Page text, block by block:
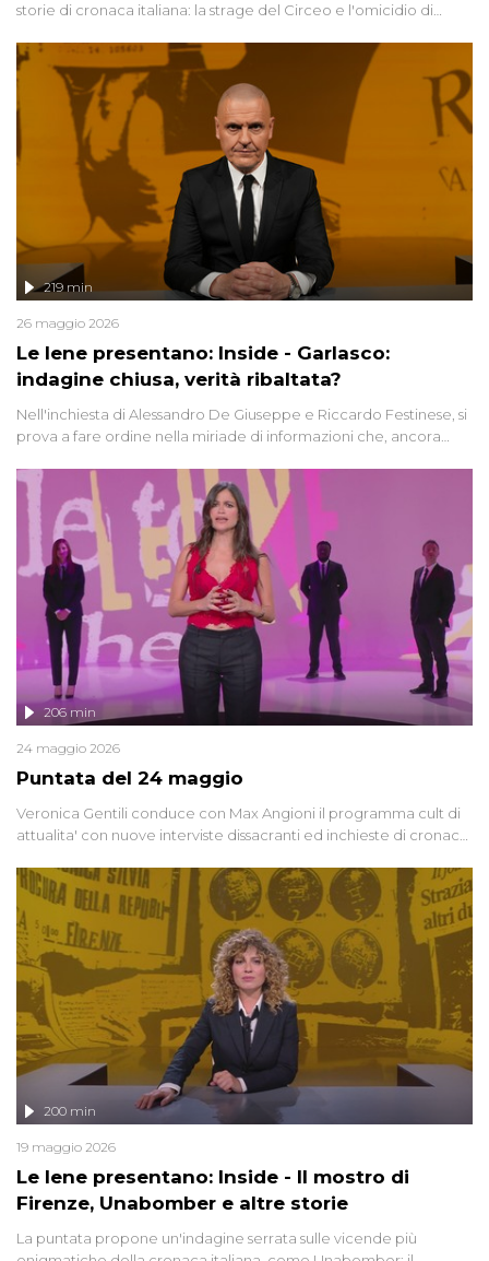
storie di cronaca italiana: la strage del Circeo e l'omicidio di
Le Iene presentano: Inside - Garlasco:
indagine chiusa, verità ribaltata?
219 min
26 maggio 2026
Nell'inchiesta di Alessandro De Giuseppe e Riccardo Festinese, si
prova a fare ordine nella miriade di informazioni che, ancora
giudiziarie più discusse degli ultimi anni. Lo speciale ricostruisce la
vicenda mettendo in fila testimonianze, errori, dettagli
controversi e i protagonisti di un'indagine che sembra non avere
fine.
Puntata del 24 maggio
206 min
24 maggio 2026
Veronica Gentili conduce con Max Angioni il programma cult di
attualita' con nuove interviste dissacranti ed inchieste di cronaca
Le Iene presentano: Inside - Il mostro di
Firenze, Unabomber e altre storie
200 min
19 maggio 2026
La puntata propone un'indagine serrata sulle vicende più